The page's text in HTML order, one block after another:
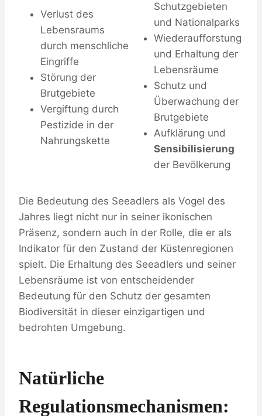
Verlust des
Lebensraums
durch menschliche
Eingriffe
Störung der
Brutgebiete
Vergiftung durch
Pestizide in der
Nahrungskette
Schutzgebieten
und Nationalparks
Wiederaufforstung
und Erhaltung der
Lebensräume
Schutz und
Überwachung der
Brutgebiete
Aufklärung und
Sensibilisierung
der Bevölkerung
Die Bedeutung des Seeadlers als Vogel des
Jahres liegt nicht nur in seiner ikonischen
Präsenz, sondern auch in der Rolle, die er als
Indikator für den Zustand der Küstenregionen
spielt. Die Erhaltung des Seeadlers und seiner
Lebensräume ist von entscheidender
Bedeutung für den Schutz der gesamten
Biodiversität in dieser einzigartigen und
bedrohten Umgebung.
Natürliche
Regulationsmechanismen: